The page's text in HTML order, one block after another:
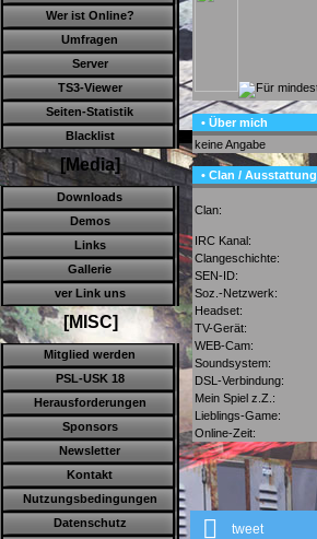
Wer ist Online?
Umfragen
Server
TS3-Viewer
Seiten-Statistik
Blacklist
[Media]
Downloads
Demos
Links
Gallerie
ver Link uns
[MISC]
Mitglied werden
PSL-USK 18
Herausforderungen
Sponsors
Newsletter
Kontakt
Nutzungsbedingungen
Datenschutz
• Über mich
keine Angabe
• Clan / Ausstattung
Clan:
IRC Kanal:
Clangeschichte:
SEN-ID:
Soz.-Netzwerk:
Headset:
TV-Gerät:
WEB-Cam:
Soundsystem:
DSL-Verbindung:
Mein Spiel z.Z.:
Lieblings-Game:
Online-Zeit:
tweet